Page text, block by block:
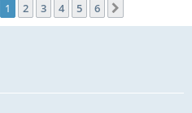
1 2 3 4 5 6